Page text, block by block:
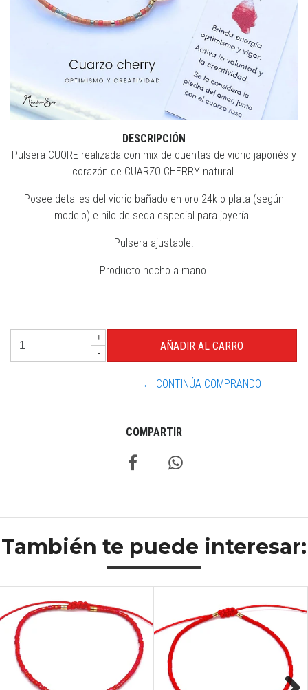
DESCRIPCIÓN
Pulsera CUORE realizada con mix de cuentas de vidrio japonés y
corazón de CUARZO CHERRY natural.
Posee detalles del vidrio bañado en oro 24k o plata (según
modelo) e hilo de seda especial para joyería.
Pulsera ajustable.
Producto hecho a mano.
+
-
← CONTINÚA COMPRANDO
COMPARTIR
También te puede interesar: